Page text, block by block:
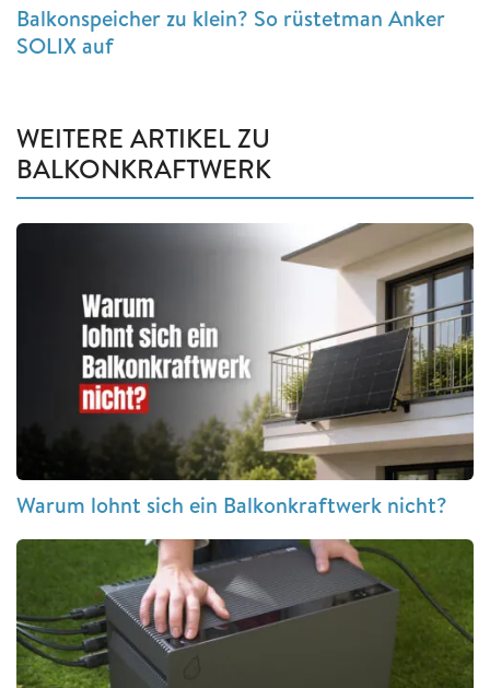
Balkonspeicher zu klein? So rüstetman Anker
SOLIX auf
WEITERE ARTIKEL ZU
BALKONKRAFTWERK
Warum lohnt sich ein Balkonkraftwerk nicht?